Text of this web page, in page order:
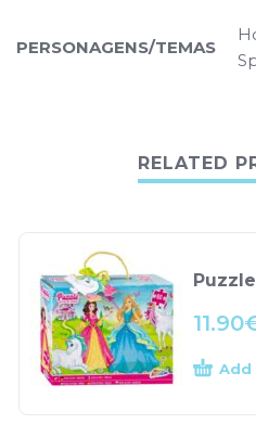
PERSONAGENS/TEMAS
RELATED
11.90
Add